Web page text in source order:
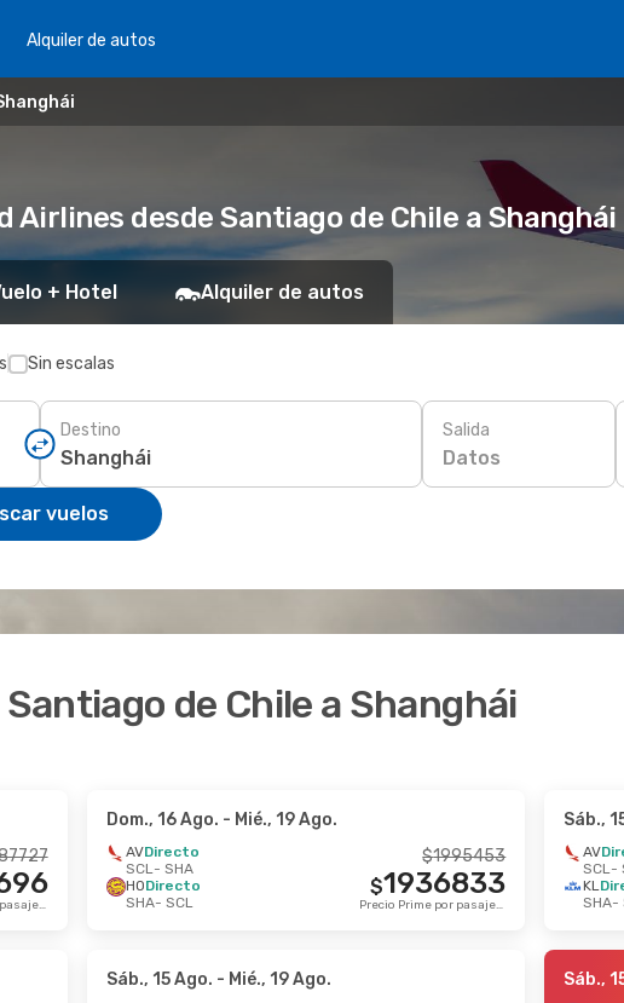
Alquiler de autos
Airlines desde Santiago de Chile a Shanghái
+ Hotel Alquiler de autos
Sin escalas
Destino Salida
Datos
vuelos
de Chile a Shanghái
Precio Prime por pasajero
Dom., 16 Ago. - Mié., 19 Ago.
AVDirecto
SCL- SHA
HODirecto
SHA- SCL
1995453
$
1936833
$
Precio Prime por pasajero
Sáb.,
AV
SCL-
KL
SHA-
Sáb., 15 Ago. - Mié., 19 Ago. Sáb.,